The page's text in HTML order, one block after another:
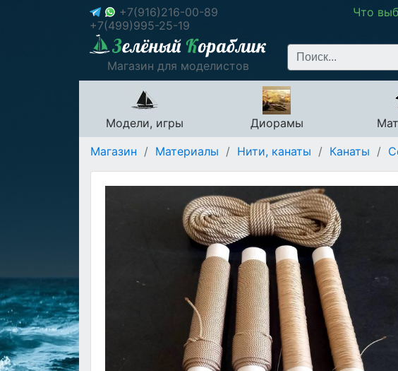
+7(916)216-00-89
+7(499)995-25-19
Что
Магазин для моделистов
Модели, игры Диорамы
Магазин / Материалы / Нити, канаты / Канаты /